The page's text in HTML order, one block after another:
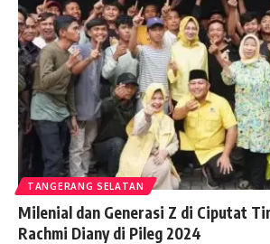
TANGERANG SELATAN
Milenial dan Generasi Z di Ciputat
Rachmi Diany di Pileg 2024